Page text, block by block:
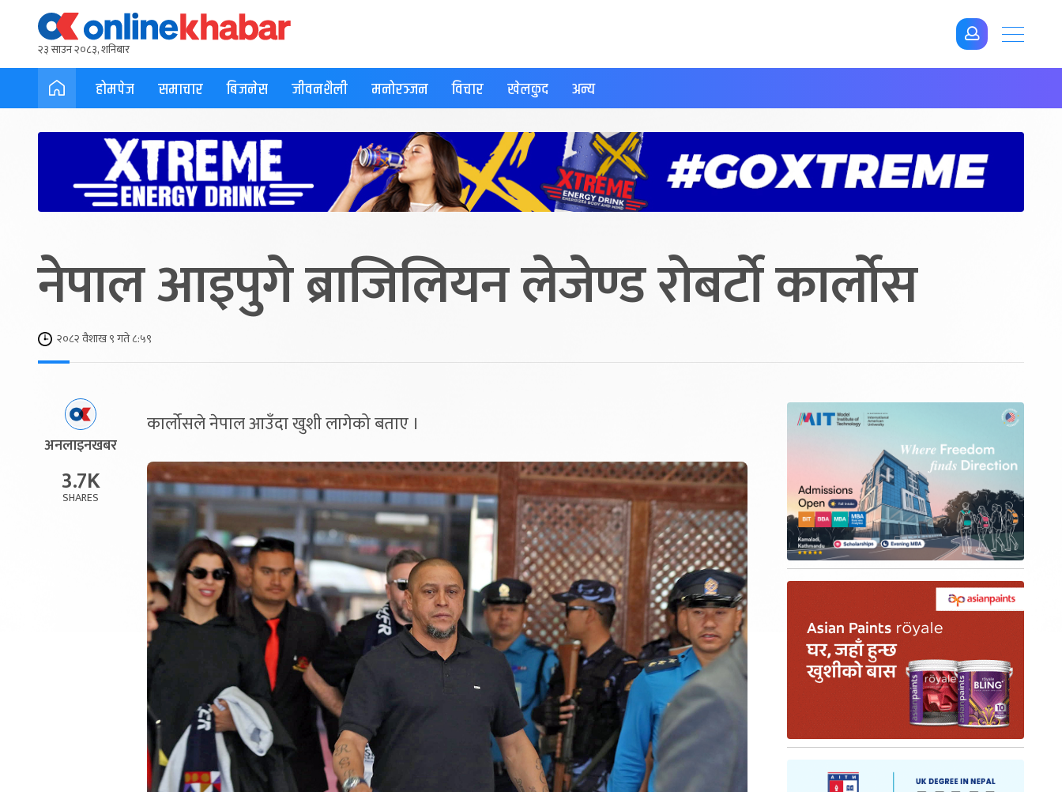
२३ साउन २०८३, शनिबार
होमपेज समाचार बिजनेस जीवनशैली मनोरञ्जन विचार खेलकुद अन्य
नेपाल आइपुगे ब्राजिलियन लेजेण्ड रोबर्टो कार्लोस
२०८२ वैशाख ९ गते ८:५९
अनलाइनखबर
3.7K
SHARES
कार्लोसले नेपाल आउँदा खुशी लागेको बताए ।